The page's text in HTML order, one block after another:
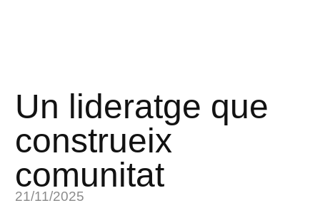
Un lideratge que
construeix
comunitat
21/11/2025